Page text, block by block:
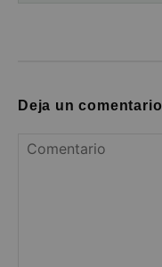
Deja un comentario